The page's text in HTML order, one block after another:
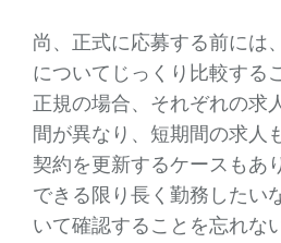
尚、正式に応募する前には
についてじっくり比較する
正規の場合、それぞれの求
間が異なり、短期間の求人
契約を更新するケースもあ
できる限り長く勤務したい
いて確認することを忘れな